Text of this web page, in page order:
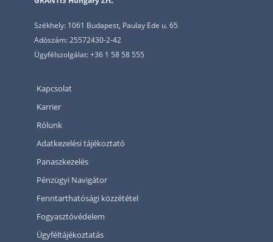
Székhely: 1061 Budapest, Paulay Ede u. 65
Adószám: 25572430-2-42
Ügyfélszolgálat: +36 1 58 58 555
Kapcsolat
Karrier
Rólunk
Adatkezelési tájékoztató
Panaszkezelés
Pénzügyi Navigátor
Fenntarthatósági közzététel
Fogyasztóvédelem
Ügyféltájékoztatás